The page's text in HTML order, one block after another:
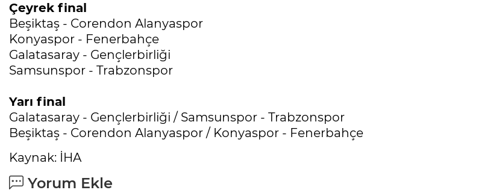
Çeyrek final
Beşiktaş - Corendon Alanyaspor
Konyaspor - Fenerbahçe
Galatasaray - Gençlerbirliği
Samsunspor - Trabzonspor
Yarı final
Galatasaray - Gençlerbirliği / Samsunspor - Trabzonspor
Beşiktaş - Corendon Alanyaspor / Konyaspor - Fenerbahçe
Kaynak: İHA
Yorum Ekle